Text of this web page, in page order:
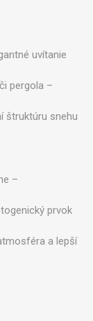
uvítanie
pergola –
štruktúru snehu
–
prvok
a lepší